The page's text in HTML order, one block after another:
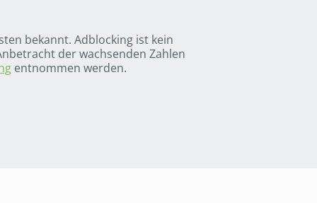
bekannt. Adblocking ist kein
der wachsenden Zahlen
entnommen werden.